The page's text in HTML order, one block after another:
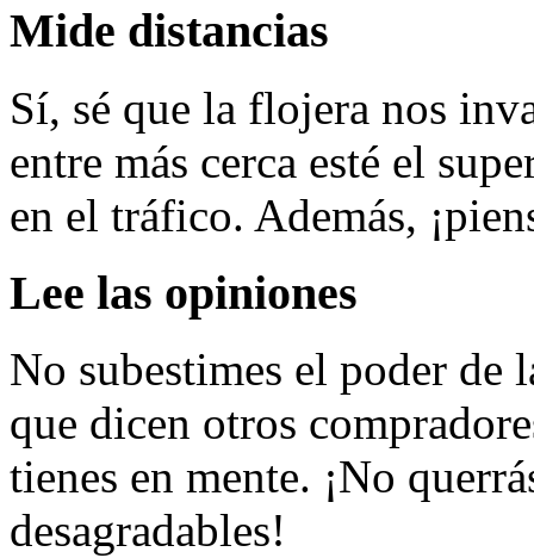
Mide distancias
Sí, sé que la flojera nos
entre más cerca esté el
en el tráfico. Además,
Lee las opiniones
No subestimes el poder de
que dicen otros
tienes en mente. ¡No
desagradables!